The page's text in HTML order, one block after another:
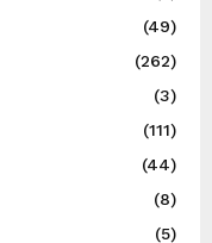
(49)
(262)
(3)
(111)
(44)
(8)
(5)